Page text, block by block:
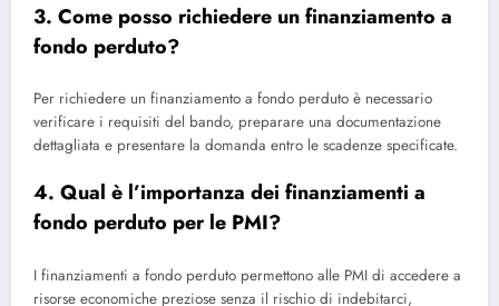
3. Come posso richiedere un finanziamento a
fondo perduto?
Per richiedere un finanziamento a fondo perduto è necessario
verificare i requisiti del bando, preparare una documentazione
dettagliata e presentare la domanda entro le scadenze specificate.
4. Qual è l’importanza dei finanziamenti a
fondo perduto per le PMI?
I finanziamenti a fondo perduto permettono alle PMI di accedere a
risorse economiche preziose senza il rischio di indebitarci,